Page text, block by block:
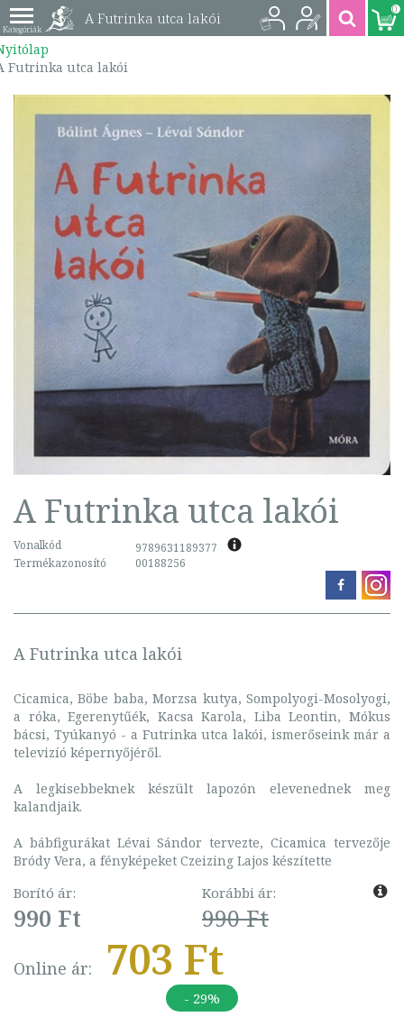
A Futrinka utca lakói
0
Futrinka utca lakói
A Futrinka utca lakói
Vonalkód
9789631189377
Termékazonosító
00188256
A Futrinka utca lakói
Cicamica, Böbe baba, Morzsa kutya, Sompolyogi-Mosolyogi,
a róka, Egerenytűék, Kacsa Karola, Liba Leontin, Mókus
bácsi, Tyúkanyó - a Futrinka utca lakói, ismerőseink már a
televizíó képernyőjéről.
A legkisebbeknek készült lapozón elevenednek meg
kalandjaik.
A bábfigurákat Lévai Sándor tervezte, Cicamica tervezője
Bródy Vera, a fényképeket Czeizing Lajos készítette
Borító ár:
990 Ft
Korábbi ár:
990 Ft
Online ár: 703 Ft
- 29%